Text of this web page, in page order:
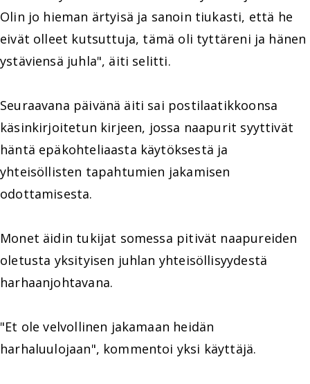
Olin jo hieman ärtyisä ja sanoin tiukasti, että he
eivät olleet kutsuttuja, tämä oli tyttäreni ja hänen
ystäviensä juhla", äiti selitti.
Seuraavana päivänä äiti sai postilaatikkoonsa
käsinkirjoitetun kirjeen, jossa naapurit syyttivät
häntä epäkohteliaasta käytöksestä ja
yhteisöllisten tapahtumien jakamisen
odottamisesta.
Monet äidin tukijat somessa pitivät naapureiden
oletusta yksityisen juhlan yhteisöllisyydestä
harhaanjohtavana.
"Et ole velvollinen jakamaan heidän
harhaluulojaan", kommentoi yksi käyttäjä.